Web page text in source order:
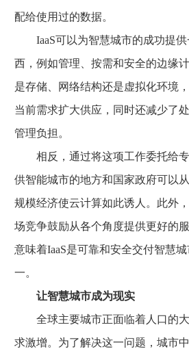
配给使用过的数据。
IaaS可以为智慧城市的成功提供
西，例如管理、按需和安全的边缘
是存储、网络结构还是虚拟化环境
当前需求扩大供应，同时还减少了
管理负担。
相反，通过将这项工作委托给专
供智能城市的地方和国家政府可以
规模经济使云计算如此诱人。此外
场竞争鼓励从各个角度提供更好的
意味着IaaS是可靠和安全交付智慧
一。
让智慧城市成为现实
全球主要城市正面临着人口的大
求激增。为了解决这一问题，城市